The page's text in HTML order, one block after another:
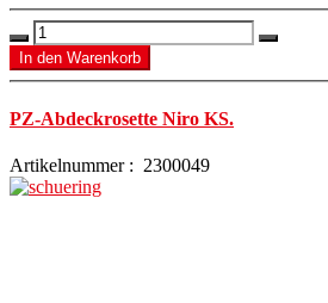
PZ-Abdeckrosette Niro KS.
Artikelnummer : 2300049